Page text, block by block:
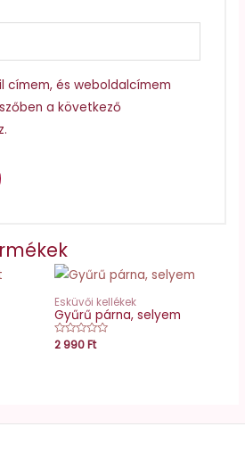
címem, és weboldalcímem
a következő
Esküvői kellékek
Gyűrű párna, selyem
Értékelés:
2 990Ft